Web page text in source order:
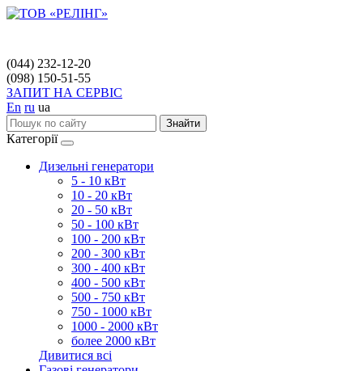
(044) 232-12-20
(098) 150-51-55
ЗАПИТ НА СЕРВІС
En ru ua
Знайти
Категорії
Дизельні генератори
5 - 10 кВт
10 - 20 кВт
20 - 50 кВт
50 - 100 кВт
100 - 200 кВт
200 - 300 кВт
300 - 400 кВт
400 - 500 кВт
500 - 750 кВт
750 - 1000 кВт
1000 - 2000 кВт
более 2000 кВт
Дивитися всі